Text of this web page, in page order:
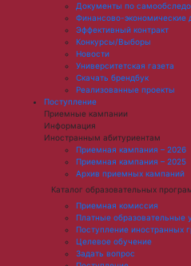
Документы по
Финансово-экономические
Эффективный контракт
Конкурсы/Выборы
Новости
Университетская газета
Скачать брендбук
Реализованные проекты
Поступление
Приемные кампании
Информация
Иностранным абитуриентам
Приемная кампания – 2026
Приемная кампания – 2025
Архив приемных кампаний
Каталог образовательных
Приемная комиссия
Платные образовательные
Поступление иностранных
Целевое обучение
Задать вопрос